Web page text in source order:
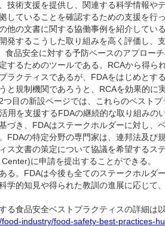
技術支援を提供し、関連する科学情報や
していることを確認するための支援を行
他の文書に関する協働事例を紹介してい
発するこうした取り組みを高く評価し、支
品安全に対する予防ベースのアプロー
するためのツールである。RCAから得ら
ラクティスであるが、FDAをはじめとす
と規制機関であろうと、RCAを効果的に
つ目の新設ページでは、これらのベスト
用を支援するFDAの継続的な取り組みの
づき、FDAはステークホルダーに対し、
FDAの特定分野の専門家は、連邦法及び
ス文書の策定について協議を希望するス
に申請を提出することができる。
る。FDAは今後も全てのステークホルダ
学的知見や得られた教訓の進展に応じて
食品安全ベストプラクティスの詳細は
industry/food-safety-best-practices-